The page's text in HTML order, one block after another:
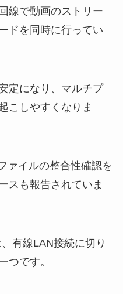
線で動画のストリー
ドを同時に行ってい
定になり、マルチプ
こしやすくなりま
ァイルの整合性確認を
スも報告されていま
有線LAN接続に切り
つです。